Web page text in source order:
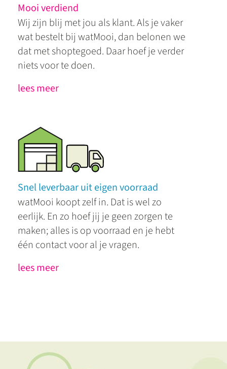
Mooi verdiend
Wij zijn blij met jou als klant. Als je vaker
wat bestelt bij watMooi, dan belonen we
dat met shoptegoed. Daar hoef je verder
niets voor te doen.
lees meer
Snel leverbaar uit eigen voorraad
watMooi koopt zelf in. Dat is wel zo
eerlijk. En zo hoef jij je geen zorgen te
maken; alles is op voorraad en je hebt
één contact voor al je vragen.
lees meer